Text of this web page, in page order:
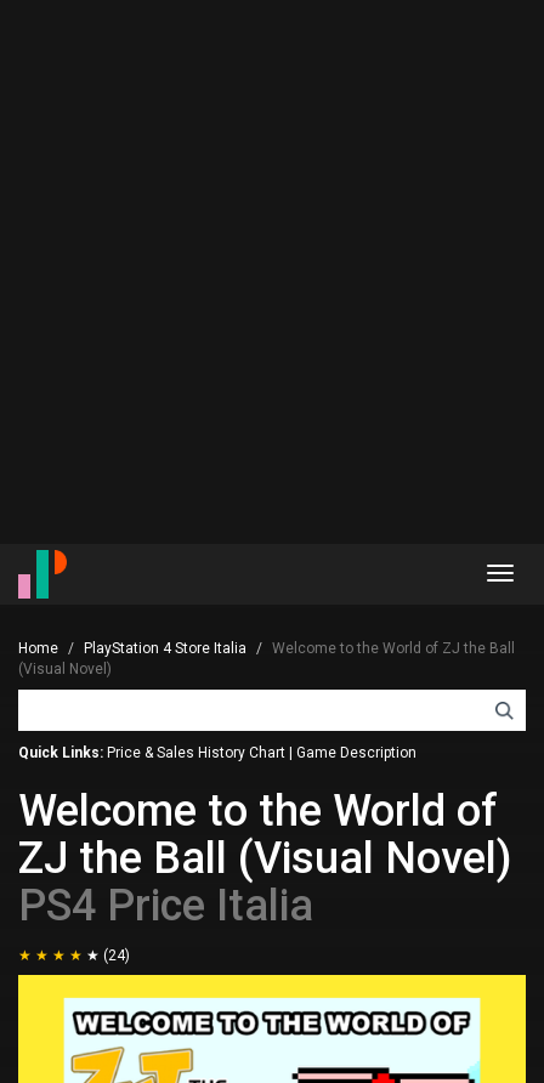
Home PlayStation 4 Store Italia
Welcome to the World of ZJ the Ball
(Visual Novel)
Quick Links: Price & Sales History Chart Game Description
Welcome to the World of
ZJ the Ball (Visual Novel)
PS4 Price Italia
(24)